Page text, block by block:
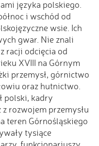
języka polskiego.
i wschód od
wsie. Ich
gwar. Nie znali
racji odcięcia od
XVIII na Górnym
przemysł, górnictwo
oraz hutnictwo.
polski, kadry
rozwojem przemysłu
teren Górnośląskiego
tysiące